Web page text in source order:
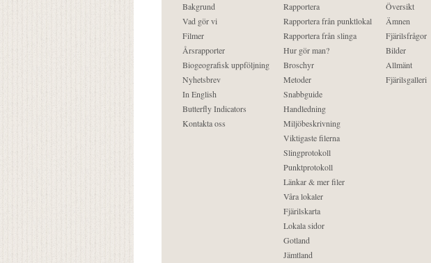
Bakgrund
Vad gör vi
Filmer
Årsrapporter
Biogeografisk uppföljning
Nyhetsbrev
In English
Butterfly Indicators
Kontakta oss
Rapportera
Rapportera från punktlokal
Rapportera från slinga
Hur gör man?
Broschyr
Metoder
Snabbguide
Handledning
Miljöbeskrivning
Viktigaste filerna
Slingprotokoll
Punktprotokoll
Länkar & mer filer
Våra lokaler
Fjärilskarta
Lokala sidor
Gotland
Jämtland
Översikt
Ämnen
Fjärilsfrågor
Bilder
Allmänt
Fjärilsgalleri